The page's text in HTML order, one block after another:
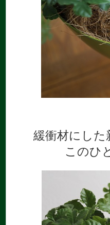
緩衝材にし
このひ